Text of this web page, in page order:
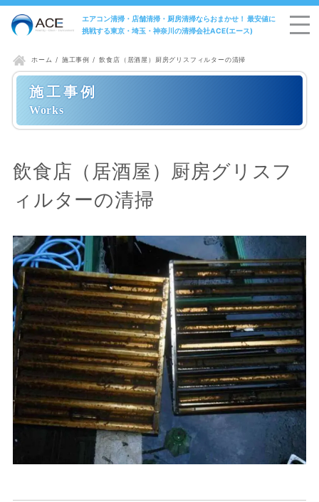
エアコン清掃・店舗清掃・厨房清掃ならおまかせ！ 最安値に
挑戦する東京・埼玉・神奈川の清掃会社ACE(エース)
ホーム 施工事例 飲食店（居酒屋）厨房グリスフィルターの清掃
施工事例
飲食店（居酒屋）厨房グリスフ
ィルターの清掃